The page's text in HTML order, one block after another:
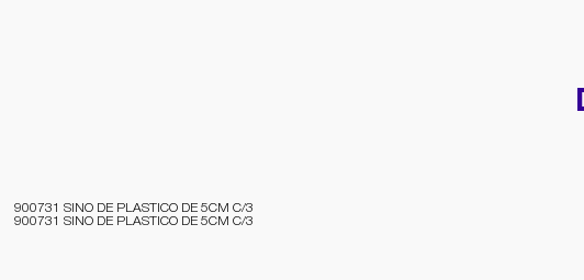
900731 SINO DE PLASTICO DE 5CM C/3
900731 SINO DE PLASTICO DE 5CM C/3